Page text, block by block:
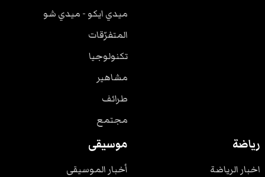
ميدي ايكو - ميدي شو
المتفرّقات
تكنولوجيا
مشاهير
طرائف
مجتمع
رياضة
اخبار الرياضة
موسيقى
أخبار الموسيقى